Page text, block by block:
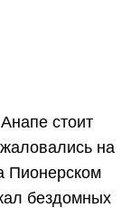
стоит
на
Пионерском
бездомных